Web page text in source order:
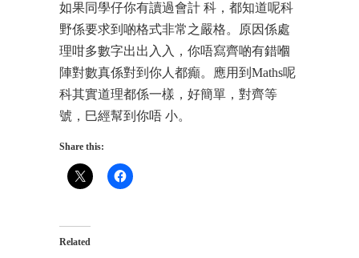
如果同學仔你有讀過會計 科，都知道呢科
野係要求到啲格式非常之嚴格。原因係處
理咁多數字出出入入，你唔寫齊啲有錯嗰
陣對數真係對到你人都癲。應用到Maths呢
科其實道理都係一樣，好簡單，對齊等
號，⺒經幫到你唔 小。
Share this:
Related